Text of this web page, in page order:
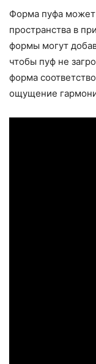
Форма пуфа может
пространства в
формы могут
чтобы пуф не
форма
ощущение